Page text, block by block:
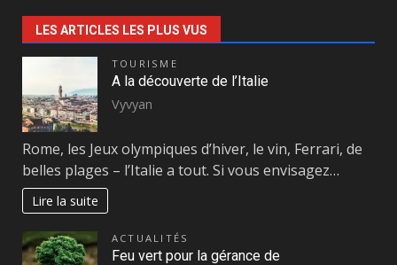
LES ARTICLES LES PLUS VUS
TOURISME
A la découverte de l’Italie
Vyvyan
Rome, les Jeux olympiques d’hiver, le vin, Ferrari, de
belles plages – l’Italie a tout. Si vous envisagez…
Lire la suite
ACTUALITÉS
Feu vert pour la gérance de